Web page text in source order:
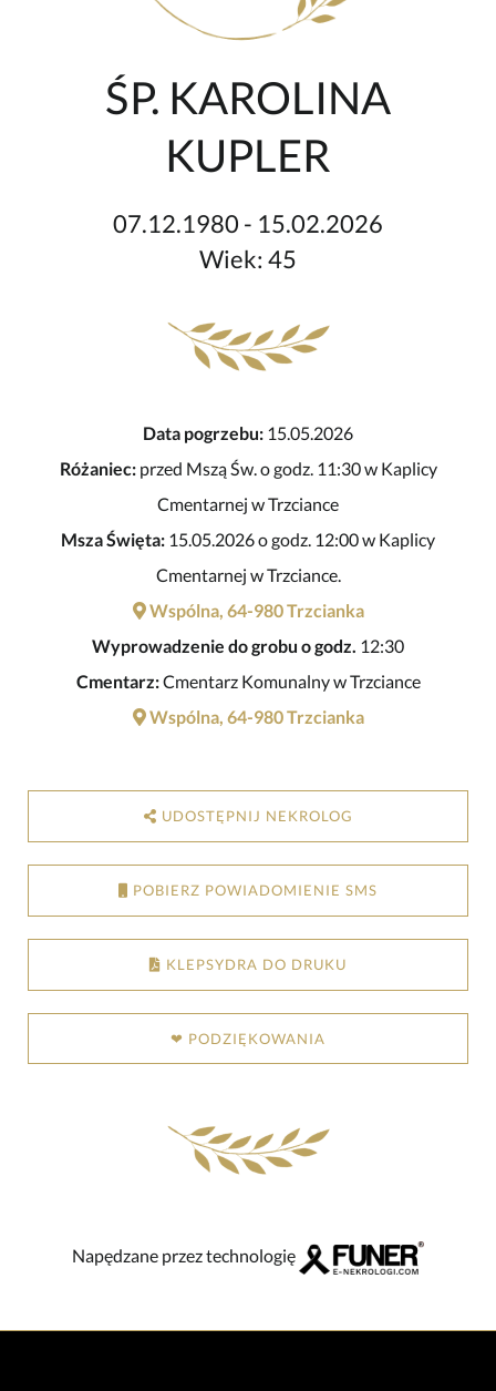
ŚP. KAROLINA
KUPLER
07.12.1980 - 15.02.2026
Wiek: 45
Data pogrzebu: 15.05.2026
Różaniec:przed Mszą Św. o godz. 11:30 w Kaplicy
Cmentarnej w Trzciance
Msza Święta: 15.05.2026 o godz. 12:00 w Kaplicy
Cmentarnej w Trzciance.
Wspólna, 64-980 Trzcianka
Wyprowadzenie do grobu o godz. 12:30
Cmentarz:Cmentarz Komunalny w Trzciance
Wspólna, 64-980 Trzcianka
UDOSTĘPNIJ NEKROLOG
POBIERZ POWIADOMIENIE SMS
KLEPSYDRA DO DRUKU
❤ PODZIĘKOWANIA
Napędzane przez technologię